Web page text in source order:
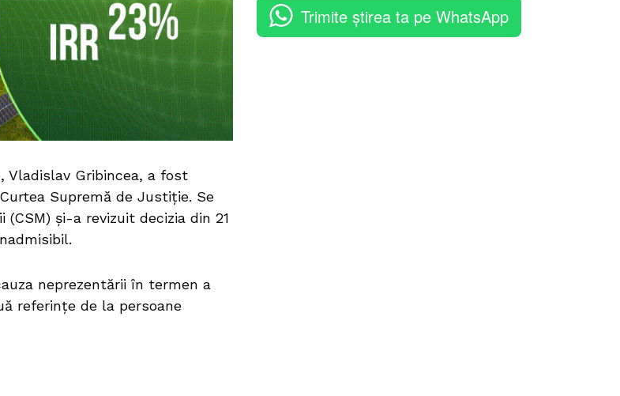
Vladislav Gribincea, a fost
Supremă de Justiție. Se
și-a revizuit decizia din 21
neprezentării în termen a
referințe de la persoane
Trimite știrea ta pe WhatsApp